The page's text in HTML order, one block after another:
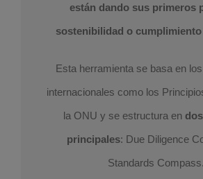
están dando sus primeros
sostenibilidad o
Esta herramienta se basa en
internacionales como los
la ONU y se estructura en
principales: Due Diligence
Standards Compass.